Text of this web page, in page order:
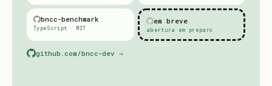
bncc-benchmark
TypeScript · MIT
em breve
abertura em preparo
github.com/bncc-dev →